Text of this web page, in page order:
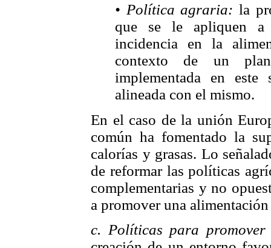
• Política agraria: la
que se le apliquen a
incidencia en la
contexto de un
implementada en
alineada con el mismo.
En el caso de la unión
común ha fomentado la
calorías y grasas. Lo
de reformar las políticas
complementarias y no
a promover una
c. Políticas para